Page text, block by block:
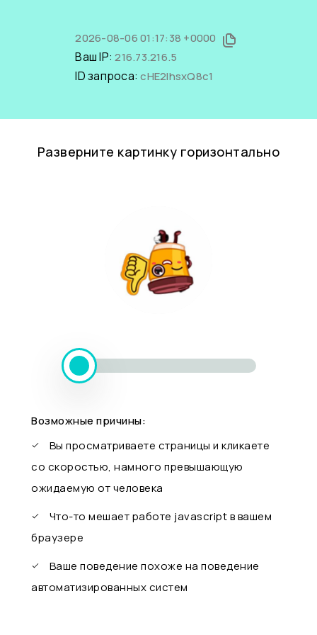
2026-08-06 01:17:38 +0000
Ваш IP:216.73.216.5
ID запроса:cHE2IhsxQ8c1
Разверните картинку горизонтально
Возможные причины:
Вы просматриваете страницы и кликаете
со скоростью, намного превышающую
ожидаемую от человека
Что-то мешает работе javascript в вашем
браузере
Ваше поведение похоже на поведение
автоматизированных систем